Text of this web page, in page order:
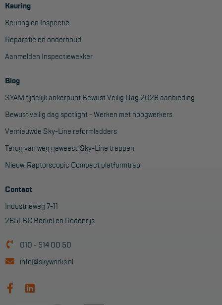
Keuring
Keuring en Inspectie
Reparatie en onderhoud
Aanmelden Inspectiewekker
Blog
SYAM tijdelijk ankerpunt Bewust Veilig Dag 2026 aanbieding
Bewust veilig dag spotlight - Werken met hoogwerkers
Vernieuwde Sky-Line reformladders
Terug van weg geweest: Sky-Line trappen
Nieuw: Raptorscopic Compact platformtrap
Contact
Industrieweg 7-11
2651 BC Berkel en Rodenrijs
010 - 514 00 50
info@skyworks.nl